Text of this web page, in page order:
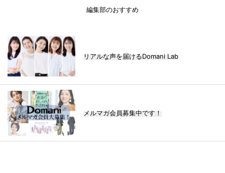
編集部のおすすめ
リアルな声を届けるDomani Lab
メルマガ会員募集中です！